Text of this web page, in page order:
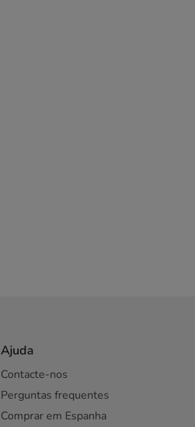
Ajuda
Contacte-nos
Perguntas frequentes
Comprar em Espanha